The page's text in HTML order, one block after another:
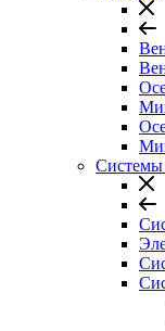
Системы